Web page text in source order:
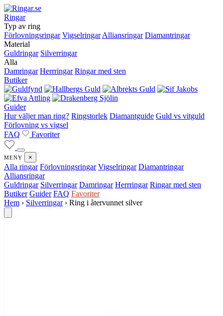
Ringar
Typ av ring
Förlovningsringar Vigselringar Alliansringar Diamantringar
Material
Guldringar Silverringar
Alla
Damringar Herrringar Ringar med sten
Butiker
Guider
Hur väljer man ring? Ringstorlek Diamantguide Guld vs vitguld
Förlovning vs vigsel
FAQ
Favoriter
MENY ×
Alla ringar Förlovningsringar Vigselringar Diamantringar
Alliansringar
Guldringar Silverringar Damringar Herrringar Ringar med sten
Butiker Guider FAQ Favoriter
Hem › Silverringar › Ring i återvunnet silver